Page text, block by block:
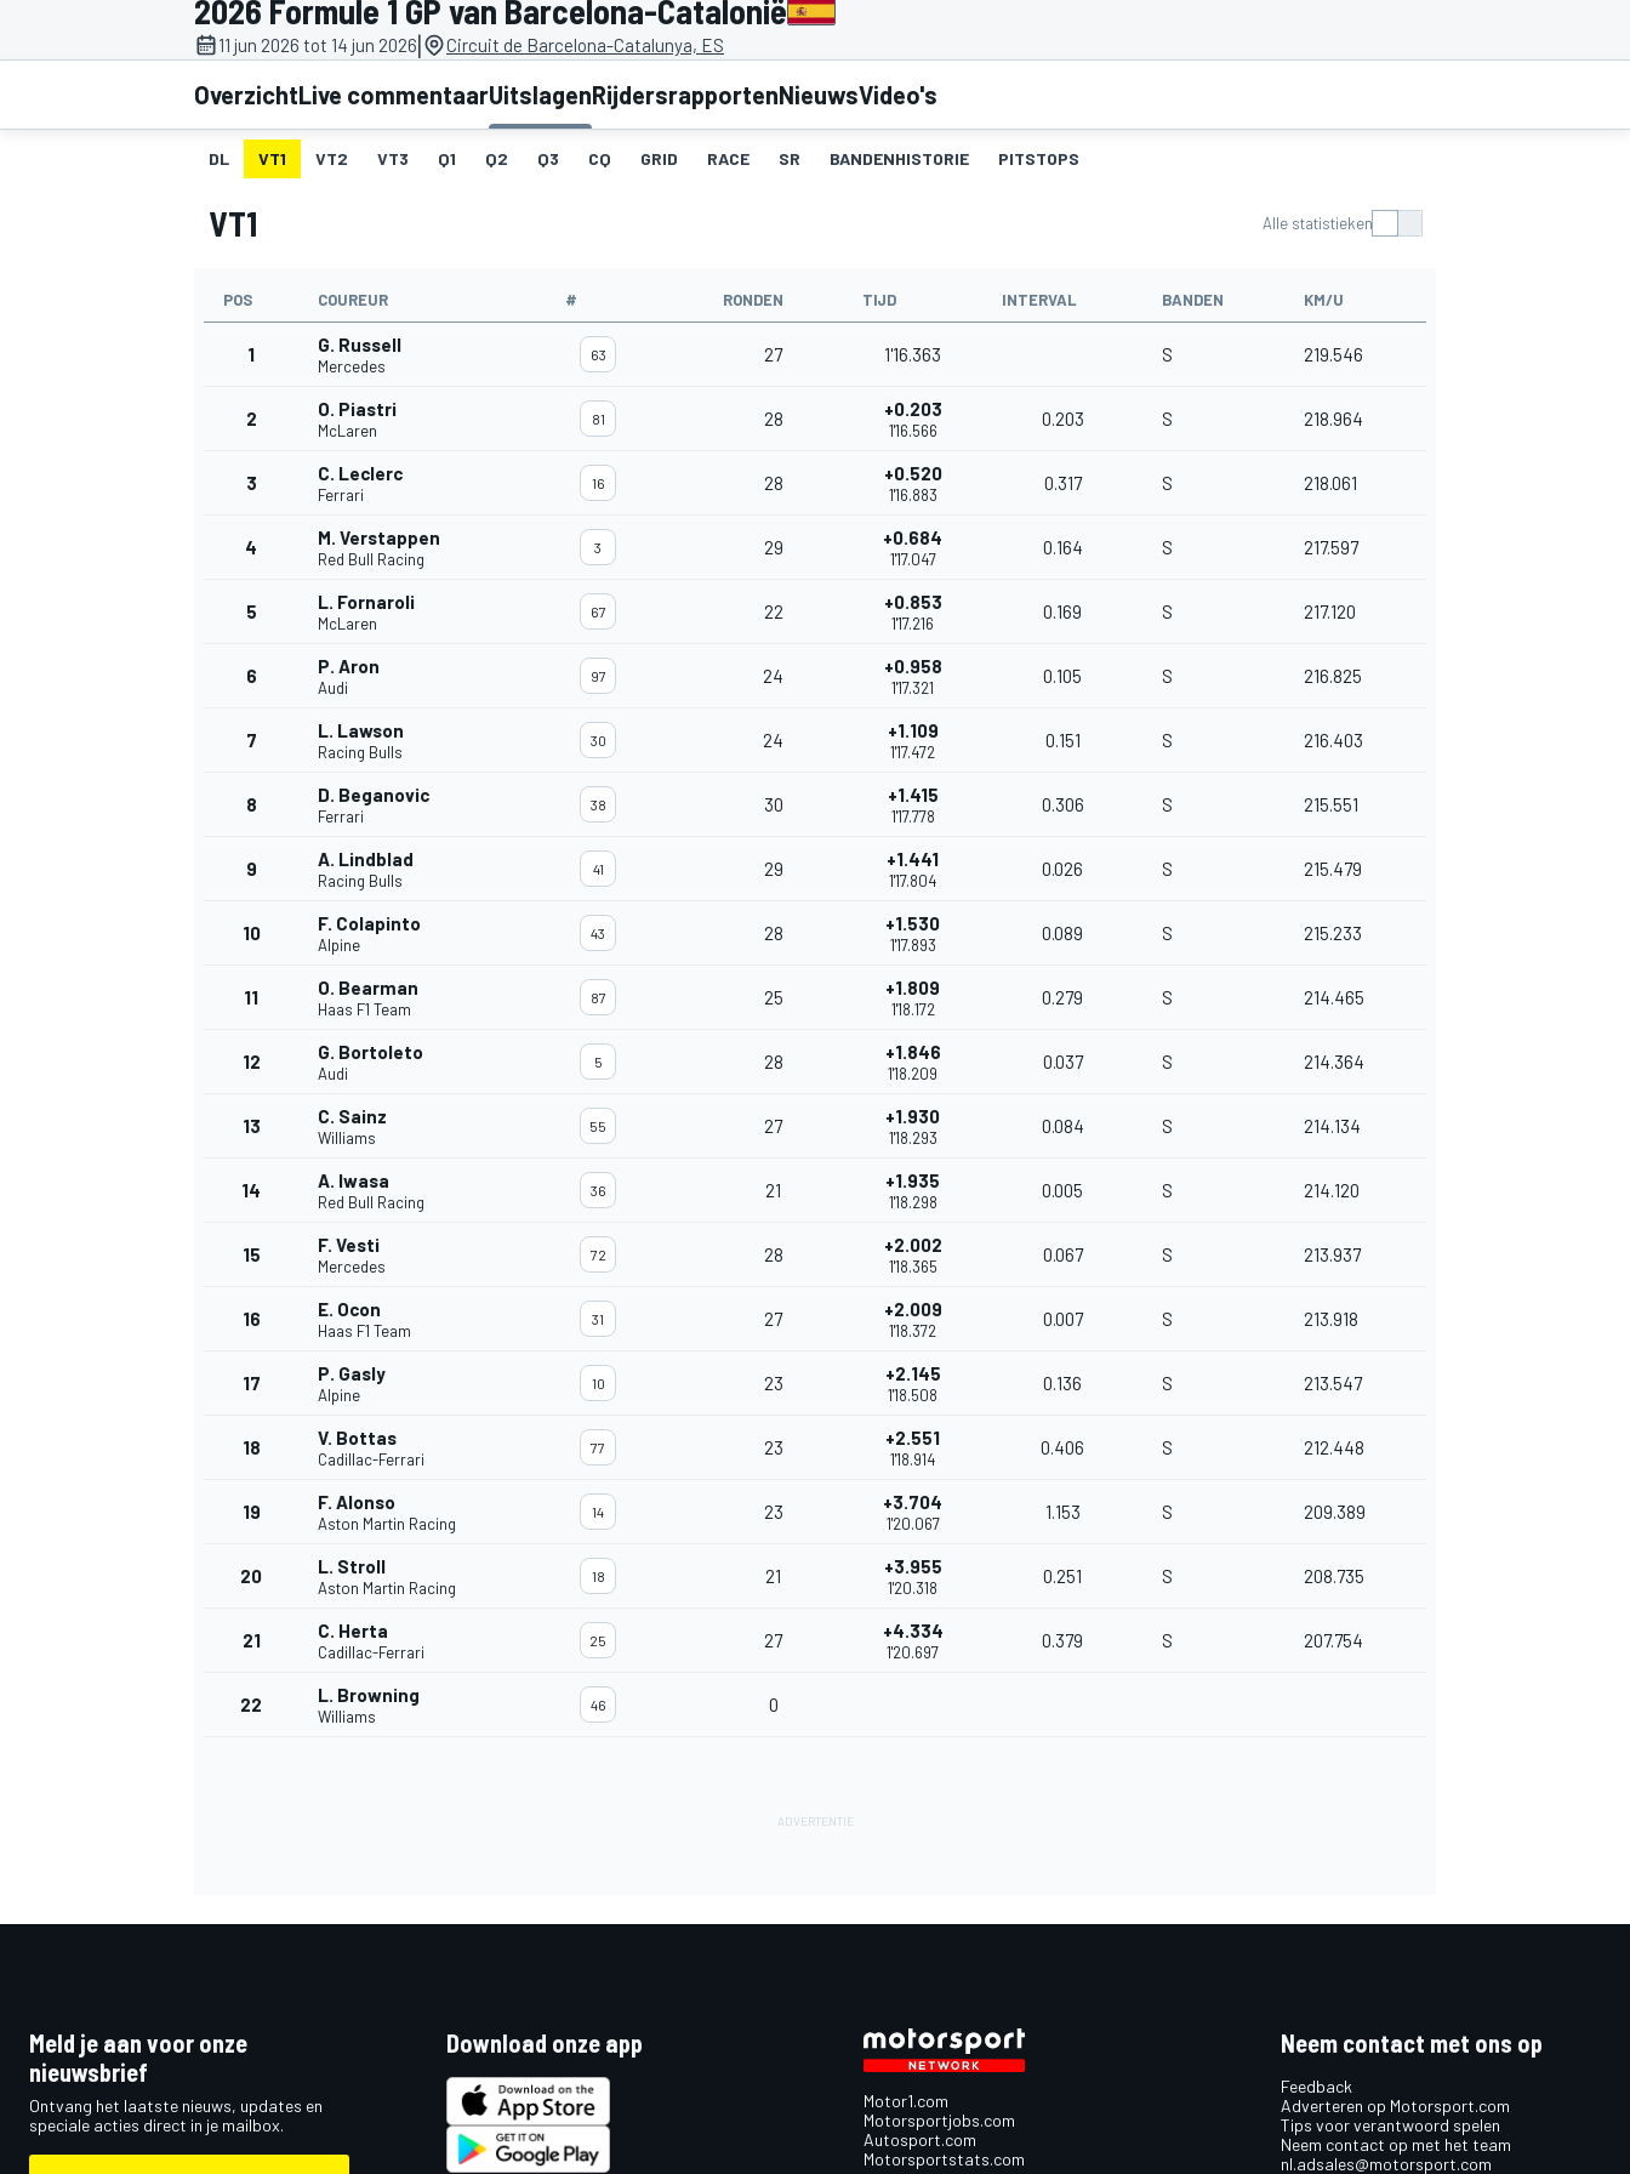
2026 Formule 1 GP van Barcelona-Catalonië
11 jun 2026 tot 14 jun 2026| Circuit de Barcelona-Catalunya, ES
OverzichtLive commentaarUitslagenRijdersrapportenNieuwsVideo's
DL VT1 VT2 VT3 Q1 Q2 Q3 CQ GRID RACE SR BANDENHISTORIE PITSTOPS
VT1 Alle statistieken
POS COUREUR # RONDEN TIJD INTERVAL BANDEN KM/U
1 G. Russell
Mercedes
63 27 1'16.363 S 219.546
2 O. Piastri
McLaren
81 28 +0.203
1'16.566
0.203 S 218.964
3 C. Leclerc
Ferrari
16 28 +0.520
1'16.883
0.317 S 218.061
4 M. Verstappen
Red Bull Racing
3 29 +0.684
1'17.047
0.164 S 217.597
5 L. Fornaroli
McLaren
67 22 +0.853
1'17.216
0.169 S 217.120
6 P. Aron
Audi
97 24 +0.958
1'17.321
0.105 S 216.825
7 L. Lawson
Racing Bulls
30 24 +1.109
1'17.472
0.151 S 216.403
8 D. Beganovic
Ferrari
38 30 +1.415
1'17.778
0.306 S 215.551
9 A. Lindblad
Racing Bulls
41 29 +1.441
1'17.804
0.026 S 215.479
10 F. Colapinto
Alpine
43 28 +1.530
1'17.893
0.089 S 215.233
11 O. Bearman
Haas F1 Team
87 25 +1.809
1'18.172
0.279 S 214.465
12 G. Bortoleto
Audi
5 28 +1.846
1'18.209
0.037 S 214.364
13 C. Sainz
Williams
55 27 +1.930
1'18.293
0.084 S 214.134
14 A. Iwasa
Red Bull Racing
36 21 +1.935
1'18.298
0.005 S 214.120
15 F. Vesti
Mercedes
72 28 +2.002
1'18.365
0.067 S 213.937
16 E. Ocon
Haas F1 Team
31 27 +2.009
1'18.372
0.007 S 213.918
17 P. Gasly
Alpine
10 23 +2.145
1'18.508
0.136 S 213.547
18 V. Bottas
Cadillac-Ferrari
77 23 +2.551
1'18.914
0.406 S 212.448
19 F. Alonso
Aston Martin Racing
14 23 +3.704
1'20.067
1.153 S 209.389
20 L. Stroll
Aston Martin Racing
18 21 +3.955
1'20.318
0.251 S 208.735
21 C. Herta
Cadillac-Ferrari
25 27 +4.334
1'20.697
0.379 S 207.754
22 L. Browning
Williams
46 0
Meld je aan voor onze
nieuwsbrief
Ontvang het laatste nieuws, updates en
speciale acties direct in je mailbox.
Download onze app
Motor1.com
Motorsportjobs.com
Autosport.com
Motorsportstats.com
Neem contact met ons op
Feedback
Adverteren op Motorsport.com
Tips voor verantwoord spelen
Neem contact op met het team
nl.adsales@motorsport.com